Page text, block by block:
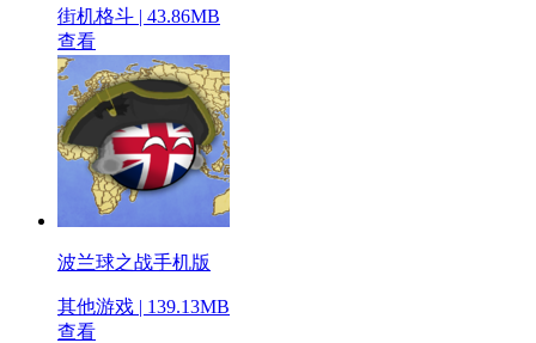
街机格斗 | 43.86MB
查看
波兰球之战手机版
其他游戏 | 139.13MB
查看